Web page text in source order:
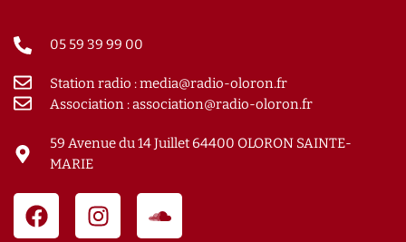
05 59 39 99 00
Station radio : media@radio-oloron.fr
Association : association@radio-oloron.fr
59 Avenue du 14 Juillet 64400 OLORON SAINTE-
MARIE